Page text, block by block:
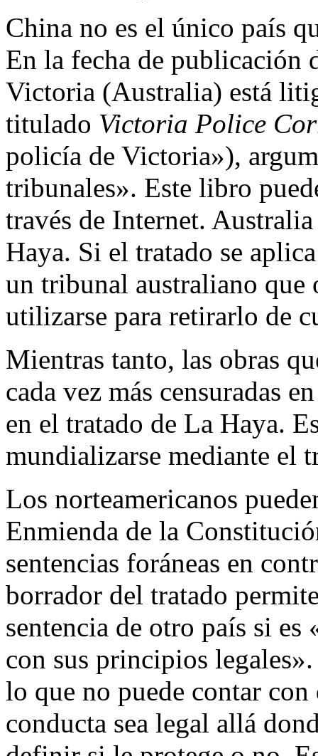
China no es el único país
En la fecha de publicación
Victoria (Australia) está
titulado Victoria Police
policía de Victoria»),
tribunales». Este libro
través de Internet.
Haya. Si el tratado se
un tribunal australiano
utilizarse para retirarlo de
Mientras tanto, las obras
cada vez más censuradas
en el tratado de La Haya.
mundializarse mediante el
Los norteamericanos
Enmienda de la
sentencias foráneas en
borrador del tratado
sentencia de otro país si
con sus principios
lo que no puede contar
conducta sea legal allá